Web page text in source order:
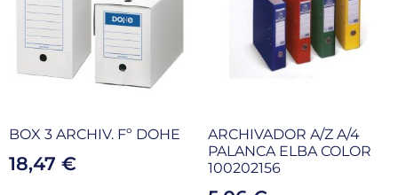
BOX 3 ARCHIV. Fº DOHE
18,47 €
ARCHIVADOR A/Z A/4
PALANCA ELBA COLOR
100202156